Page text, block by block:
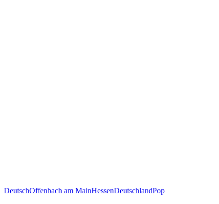
DeutschOffenbach am MainHessenDeutschlandPop